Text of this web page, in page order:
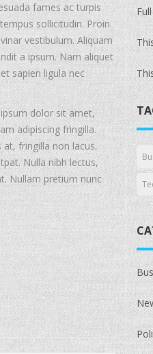
fames ac turpis
sollicitudin. Proin
vestibulum. Aliquam
a ipsum. Nam aliquet
sapien ligula nec
dolor sit amet,
adipiscing fringilla.
fringilla non lacus.
Nulla nibh lectus,
Nullam pretium nunc